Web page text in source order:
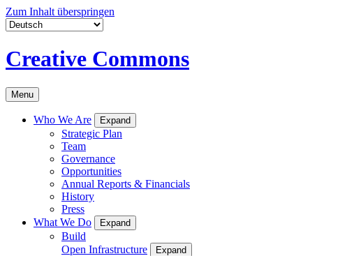
Zum Inhalt überspringen
Creative Commons
Menu
Who We Are Expand
Strategic Plan
Team
Governance
Opportunities
Annual Reports & Financials
History
Press
What We Do
Expand
Build
Open Infrastructure
Expand